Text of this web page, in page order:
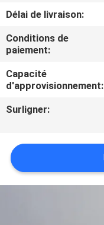
NOUS
NOUVELLES
CAS
UN DEVIS
PLAN
Délai de livraison:
Conditions de
paiement:
Capacité
d'approvisionnement:
Surligner: